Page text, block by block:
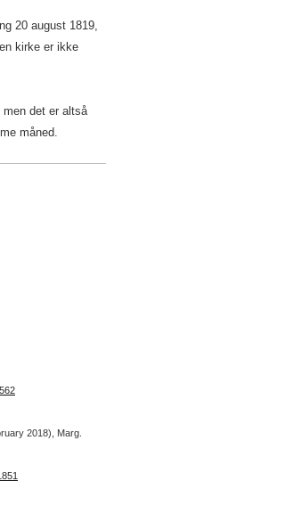
20 august 1819,
kirke er ikke
det er altså
måned.
2018), Marg.